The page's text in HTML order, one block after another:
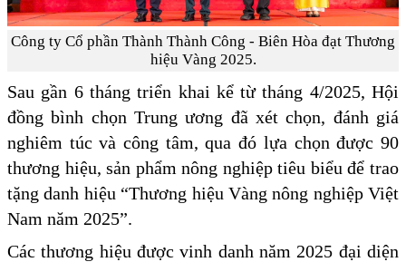
Công ty Cổ phần Thành Thành Công - Biên Hòa đạt Thương
hiệu Vàng 2025.
Sau gần 6 tháng triển khai kể từ tháng 4/2025, Hội
đồng bình chọn Trung ương đã xét chọn, đánh giá
nghiêm túc và công tâm, qua đó lựa chọn được 90
thương hiệu, sản phẩm nông nghiệp tiêu biểu để trao
tặng danh hiệu “Thương hiệu Vàng nông nghiệp Việt
Nam năm 2025”.
Các thương hiệu được vinh danh năm 2025 đại diện